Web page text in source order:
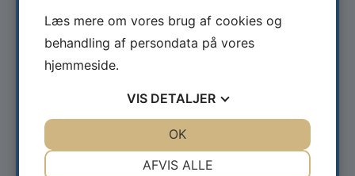
Tid:
Kontakt:
Shipster ApS
Læs mere om vores brug af cookies og
behandling af persondata på vores
hjemmeside.
VIS DETALJER
AFVIS ALLE
OK